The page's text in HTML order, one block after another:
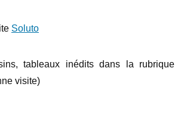
Soluto
tableaux inédits dans la rubrique
visite)